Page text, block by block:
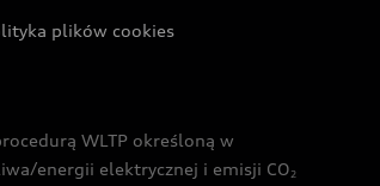
plików cookies
WLTP określoną w
energii elektrycznej i emisji CO2